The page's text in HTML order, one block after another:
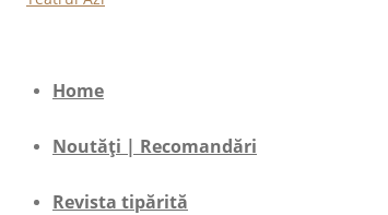
Home
Noutăți | Recomandări
Revista tipărită